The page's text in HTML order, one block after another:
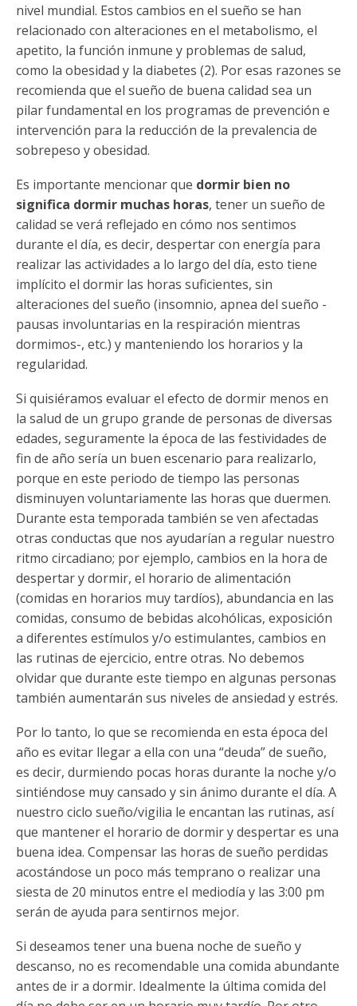
nivel mundial. Estos cambios en el sueño se han
relacionado con alteraciones en el metabolismo, el
apetito, la función inmune y problemas de salud,
como la obesidad y la diabetes (2). Por esas razones se
recomienda que el sueño de buena calidad sea un
pilar fundamental en los programas de prevención e
intervención para la reducción de la prevalencia de
sobrepeso y obesidad.
Es importante mencionar que dormir bien no
significa dormir muchas horas, tener un sueño de
calidad se verá reflejado en cómo nos sentimos
durante el día, es decir, despertar con energía para
realizar las actividades a lo largo del día, esto tiene
implícito el dormir las horas suficientes, sin
alteraciones del sueño (insomnio, apnea del sueño -
pausas involuntarias en la respiración mientras
dormimos-, etc.) y manteniendo los horarios y la
regularidad.
Si quisiéramos evaluar el efecto de dormir menos en
la salud de un grupo grande de personas de diversas
edades, seguramente la época de las festividades de
fin de año sería un buen escenario para realizarlo,
porque en este periodo de tiempo las personas
disminuyen voluntariamente las horas que duermen.
Durante esta temporada también se ven afectadas
otras conductas que nos ayudarían a regular nuestro
ritmo circadiano; por ejemplo, cambios en la hora de
despertar y dormir, el horario de alimentación
(comidas en horarios muy tardíos), abundancia en las
comidas, consumo de bebidas alcohólicas, exposición
a diferentes estímulos y/o estimulantes, cambios en
las rutinas de ejercicio, entre otras. No debemos
olvidar que durante este tiempo en algunas personas
también aumentarán sus niveles de ansiedad y estrés.
Por lo tanto, lo que se recomienda en esta época del
año es evitar llegar a ella con una “deuda” de sueño,
es decir, durmiendo pocas horas durante la noche y/o
sintiéndose muy cansado y sin ánimo durante el día. A
nuestro ciclo sueño/vigilia le encantan las rutinas, así
que mantener el horario de dormir y despertar es una
buena idea. Compensar las horas de sueño perdidas
acostándose un poco más temprano o realizar una
siesta de 20 minutos entre el mediodía y las 3:00 pm
serán de ayuda para sentirnos mejor.
Si deseamos tener una buena noche de sueño y
descanso, no es recomendable una comida abundante
antes de ir a dormir. Idealmente la última comida del